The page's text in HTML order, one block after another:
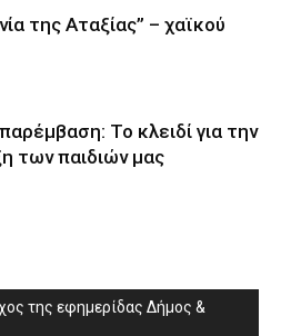
της Αταξίας” – χαϊκού
Το κλειδί για την
των παιδιών µας
της εφημερίδας Δήμος &